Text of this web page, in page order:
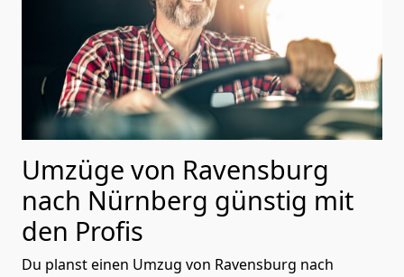
Umzüge von Ravensburg
nach Nürnberg günstig mit
den Profis
Du planst einen Umzug von Ravensburg nach